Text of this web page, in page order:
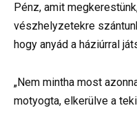
Pénz, amit
vészhelyzetekre
hogy anyád a háziúrral
„Nem mintha most
motyogta, elkerülve a